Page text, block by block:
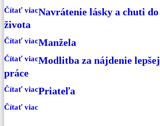
Čítať viacNavrátenie lásky a chuti do
života
Čítať viacManžela
Čítať viacModlitba za nájdenie lepšej
práce
Čítať viacPriateľa
Čítať viac